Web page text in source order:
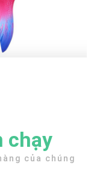
chạy
của chúng